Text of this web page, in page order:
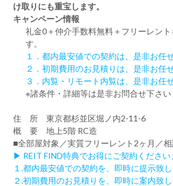
け取りにも重宝します。
キャンペーン情報
礼金0＋仲介手数料無料＋ フリーレント
す。
１．都内最安値での契約は、是非お任
２．初期費用のお見積りは、是非お任
３．内覧・リモート内覧は、是非お任
※諸条件・詳細等は是非お問合せ下さい
住 所 東京都杉並区堀ノ内2-11-6
概 要 地上5階 RC造
■全部屋対象／実質フリーレント2ヶ月／
▶ REIT FIND特典でお得にご契約ください
１.都内最安値での契約を、即時に提示致し
２.初期費用のお見積りを、即時に案内致し